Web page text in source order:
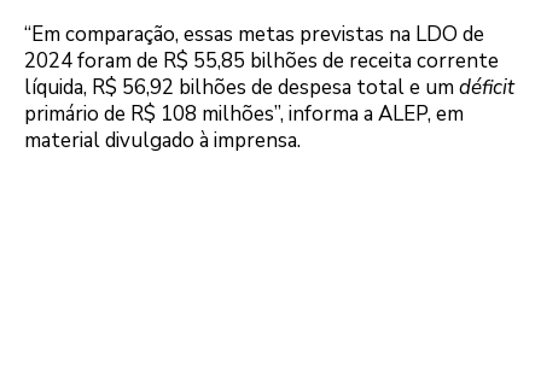
“Em comparação, essas metas previstas na LDO de
2024 foram de R$ 55,85 bilhões de receita corrente
líquida, R$ 56,92 bilhões de despesa total e umdéficit
primário de R$ 108 milhões”, informa a ALEP, em
material divulgado à imprensa.